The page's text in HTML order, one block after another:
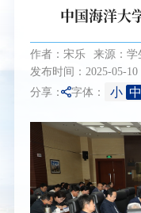
中国海洋大
作者：宋乐
来源：
发布时间：2025-05-10
分享： 字体： 小 中